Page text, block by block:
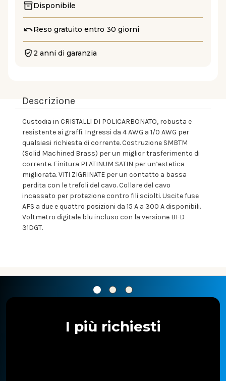
Disponibile
Reso gratuito entro 30 giorni
2 anni di garanzia
Descrizione
Custodia in CRISTALLI DI POLICARBONATO, robusta e
resistente ai graffi. Ingressi da 4 AWG a 1/0 AWG per
qualsiasi richiesta di corrente. Costruzione SMBTM
(Solid Machined Brass) per un miglior trasferimento di
corrente. Finitura PLATINUM SATIN per un’estetica
migliorata. VITI ZIGRINATE per un contatto a bassa
perdita con le trefoli del cavo. Collare del cavo
incassato per protezione contro fili sciolti. Uscite fuse
AFS a due e quattro posizioni da 15 A a 300 A disponibili.
Voltmetro digitale blu incluso con la versione BFD
31DGT.
I più richiesti